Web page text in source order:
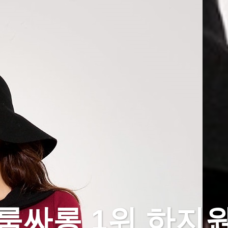
싸롱 1위 하지